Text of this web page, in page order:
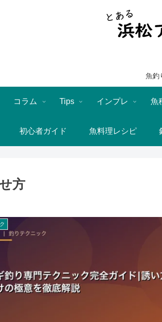
魚釣
コラム Tips インプレ 魚
初心者ガイド 魚料理レシピ
方